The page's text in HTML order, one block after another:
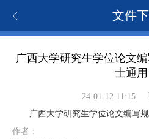
文件
广西大学研究生学位论文
士通用
24-01-12 11:15
广西大学研究生学位论文编写
作者：